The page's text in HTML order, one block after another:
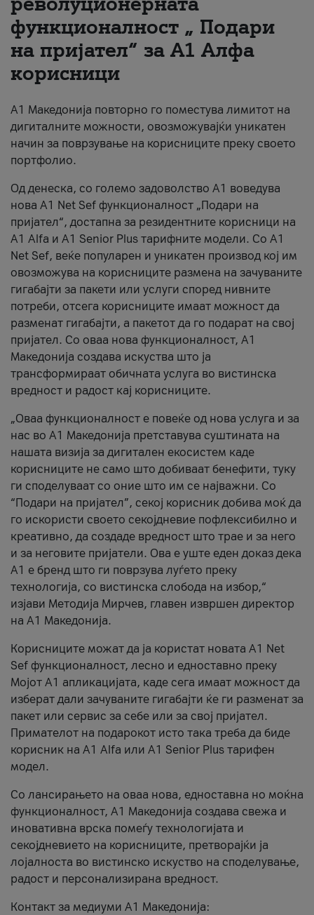
За нас
#ПодобарОнлајн
функционалност „ Подари
на пријател“ за А1 Алфа
корисници
А1 Македонија повторно го поместува лимитот на
дигиталните можности, овозможувајќи уникатен
начин за поврзување на корисниците преку своето
портфолио.
Од денеска, со големо задоволство А1 воведува
нова A1 Net Sef функционалност „Подари на
пријател“, достапна за резидентните корисници на
А1 Alfa и A1 Senior Plus тарифните модели. Со A1
Net Sef, веќе популарен и уникатен производ кој им
овозможува на корисниците размена на зачуваните
гигабајти за пакети или услуги според нивните
потреби, отсега корисниците имаат можност да
разменат гигабајти, а пакетот да го подарат на свој
пријател. Со оваа нова функционалност, А1
Македонија создава искуства што ја
трансформираат обичната услуга во вистинска
вредност и радост кај корисниците.
„Оваа функционалност е повеќе од нова услуга и за
нас во А1 Македонија претставува суштината на
нашата визија за дигитален екосистем каде
корисниците не само што добиваат бенефити, туку
ги споделуваат со оние што им се најважни. Со
“Подари на пријател”, секој корисник добива моќ да
го искористи своето секојдневие пофлексибилно и
креативно, да создаде вредност што трае и за него
и за неговите пријатели. Ова е уште еден доказ дека
А1 е бренд што ги поврзува луѓето преку
технологија, со вистинска слобода на избор,“
изјави Методија Мирчев, главен извршен директор
на А1 Македонија.
Корисниците можат да ја користат новата А1 Net
Sef функционалност, лесно и едноставно преку
Мојот А1 апликацијата, каде сега имаат можност да
изберат дали зачуваните гигабајти ќе ги разменат за
пакет или сервис за себе или за свој пријател.
Примателот на подарокот исто така треба да биде
корисник на А1 Alfa или A1 Senior Plus тарифен
модел.
Со лансирањето на оваа нова, едноставна но моќна
функционалност, А1 Македонија создава свежа и
иновативна врска помеѓу технологијата и
секојдневието на корисниците, претворајќи ја
лојалноста во вистинско искуство на споделување,
радост и персонализирана вредност.
Контакт за медиуми А1 Македонија: